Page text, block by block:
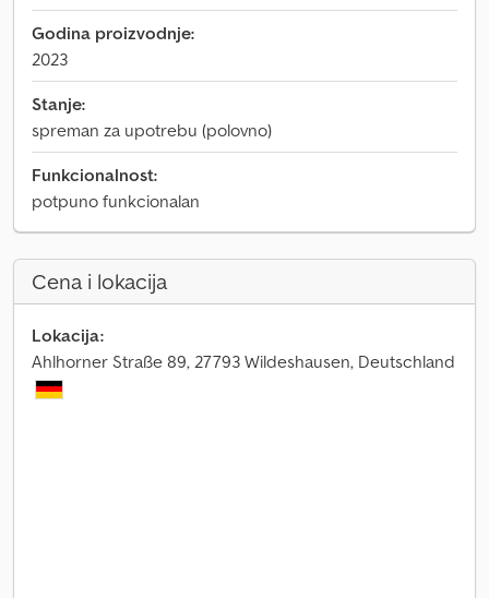
Godina proizvodnje:
2023
Stanje:
spreman za upotrebu (polovno)
Funkcionalnost:
potpuno funkcionalan
Cena i lokacija
Lokacija:
Ahlhorner Straße 89, 27793 Wildeshausen, Deutschland